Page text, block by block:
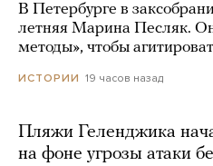
В Петербурге в
летняя Марина Песляк.
методы», чтобы
ИСТОРИИ 19 часов назад
Пляжи Геленджика
на фоне угрозы атаки